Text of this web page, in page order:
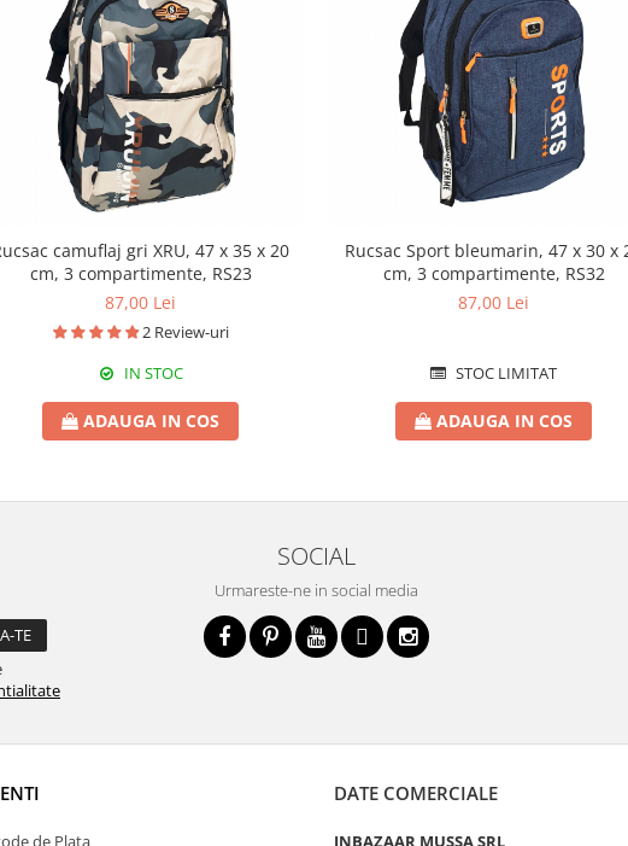
camuflaj gri XRU, 47 x 35 x 20
cm, 3 compartimente, RS23
87,00 Lei
2 Review-uri
IN STOC
ADAUGA IN COS
Rucsac Sport bleumarin, 47 x 30 x
cm, 3 compartimente, RS32
87,00 Lei
STOC LIMITAT
ADAUGA IN COS
SOCIAL
Urmareste-ne in social media
de Plata
DATE COMERCIALE
INBAZAAR MUSSA SRL